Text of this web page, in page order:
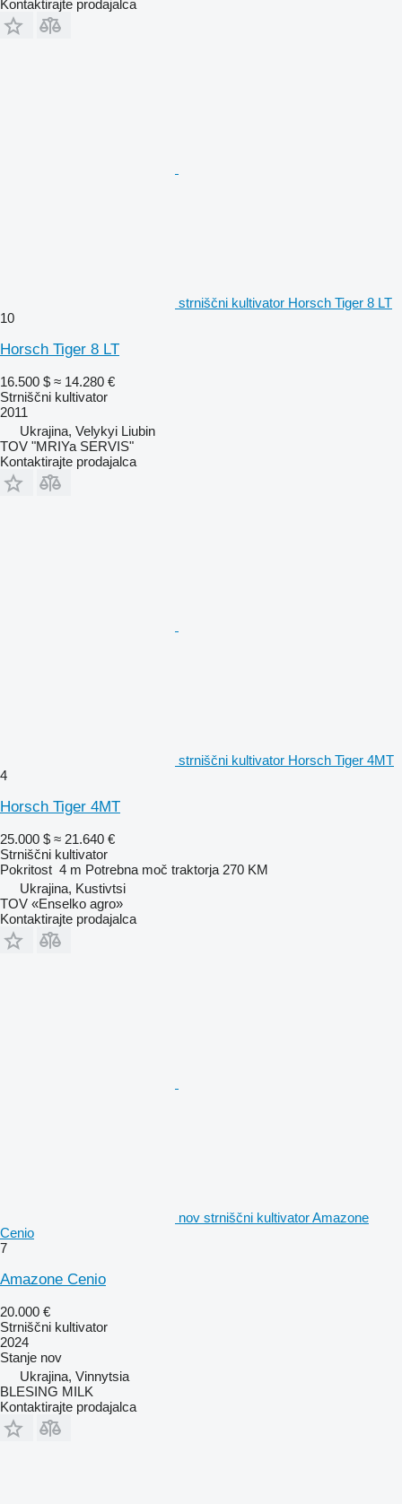
Kontaktirajte prodajalca
strniščni kultivator Horsch Tiger 8 LT
10
Horsch Tiger 8 LT
16.500 $ ≈ 14.280 €
Strniščni kultivator
2011
Ukrajina, Velykyi Liubin
TOV "MRIYa SERVIS"
Kontaktirajte prodajalca
strniščni kultivator Horsch Tiger 4MT
4
Horsch Tiger 4MT
25.000 $ ≈ 21.640 €
Strniščni kultivator
Pokritost 4 m Potrebna moč traktorja 270 KM
Ukrajina, Kustivtsi
TOV «Enselko agro»
Kontaktirajte prodajalca
nov strniščni kultivator Amazone
Cenio
7
Amazone Cenio
20.000 €
Strniščni kultivator
2024
Stanje nov
Ukrajina, Vinnytsia
BLESING MILK
Kontaktirajte prodajalca